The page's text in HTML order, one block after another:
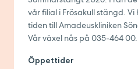
vår filial i Frösakull stängd.
tiden till Amadeuskliniken
Vår växel nås på 035-464 00.
Öppettider